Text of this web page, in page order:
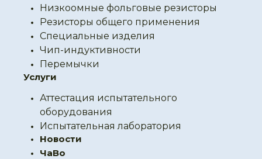
Низкоомные фольговые резисторы
Резисторы общего применения
Специальные изделия
Чип-индуктивности
Перемычки
Услуги
Аттестация испытательного
оборудования
Испытательная лаборатория
Новости
ЧаВо